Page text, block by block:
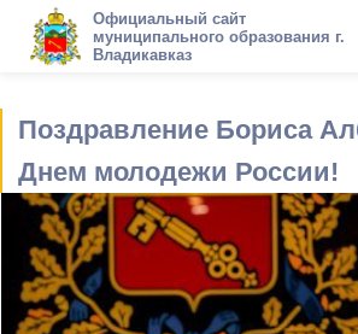
Официальный сайт
муниципального образования г.
Владикавказ
Поздравление Бориса
Днем молодежи России!